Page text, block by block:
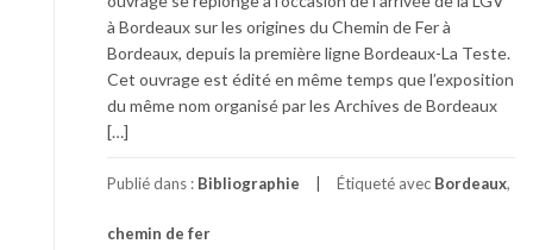
à Bordeaux sur les origines du Chemin de Fer à
Bordeaux, depuis la première ligne Bordeaux-La Teste.
Cet ouvrage est édité en même temps que l’exposition
du même nom organisé par les Archives de Bordeaux
[…]
Publié dans : Bibliographie Étiqueté avec Bordeaux,
chemin de fer